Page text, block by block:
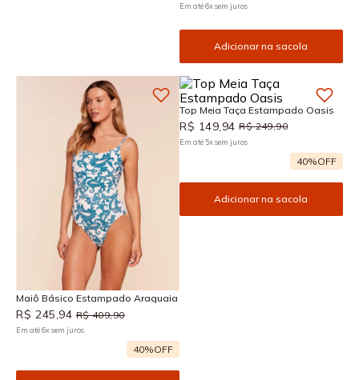
Em até6xsem juros
Adicionar na sacola
Maiô Básico Estampado Araguaia
R$ 245,94 R$ 409,90
Em até6xsem juros
40%OFF
Top Meia Taça Estampado Oasis
R$ 149,94 R$ 249,90
Em até 5xsem juros
40%OFF
Adicionar na sacola